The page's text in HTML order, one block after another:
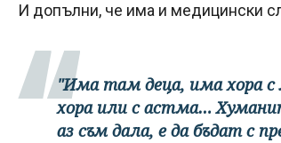
И допълни, че има и медицински
"Има там деца, има хора с
хора или с астма…
аз съм дала, е да бъдат с